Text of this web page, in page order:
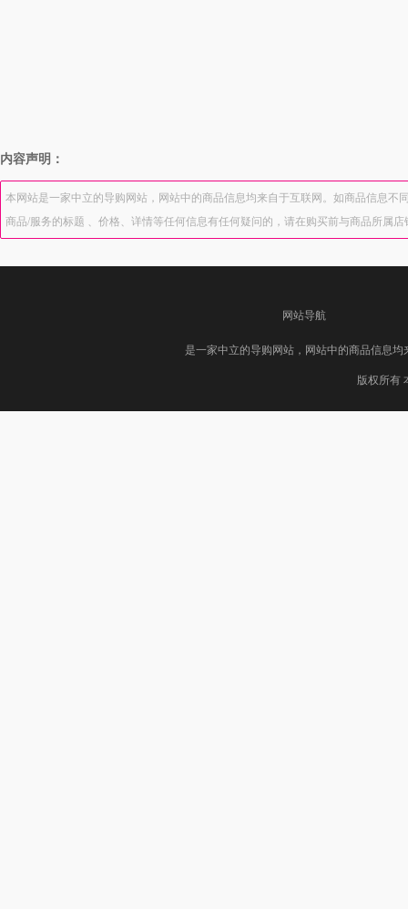
内容声明：
本网站是一家中立的导购网站，网站中的商品信息均来自于互联网。如商品信息
商品/服务的标题 、价格、详情等任何信息有任何疑问的，请在购买前与商品所属
网站导航
是一家中立的导购网站，网站中的商品信息
版权所有